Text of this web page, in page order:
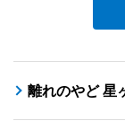
離れのやど 星